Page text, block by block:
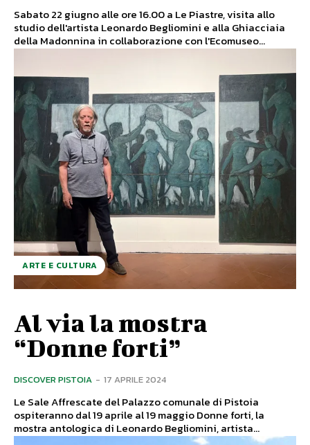
Sabato 22 giugno alle ore 16.00 a Le Piastre, visita allo
studio dell'artista Leonardo Begliomini e alla Ghiacciaia
della Madonnina in collaborazione con l'Ecomuseo...
ARTE E CULTURA
Al via la mostra
“Donne forti”
DISCOVER PISTOIA - 17 APRILE 2024
Le Sale Affrescate del Palazzo comunale di Pistoia
ospiteranno dal 19 aprile al 19 maggio Donne forti, la
mostra antologica di Leonardo Begliomini, artista...